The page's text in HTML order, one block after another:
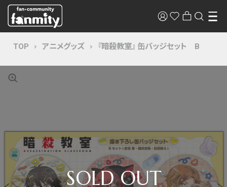
TOP アニメグッズ 『暗殺教室』 缶バッジセット B